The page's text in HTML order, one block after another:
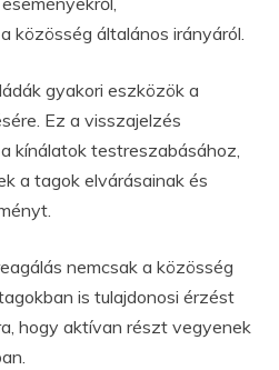
közösség általános irányáról.
gyakori eszközök a
Ez a visszajelzés
kínálatok testreszabásához,
a tagok elvárásainak és
nemcsak a közösség
is tulajdonosi érzést
hogy aktívan részt vegyenek